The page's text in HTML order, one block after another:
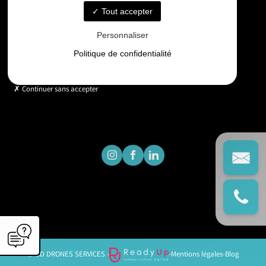
Horaires
Lundi - Vendredi : 9h - 18h
© GD DRONES SERVICES - -Mentions légales-Blog
Tout accepter
Personnaliser
Politique de confidentialité
Continuer sans accepter